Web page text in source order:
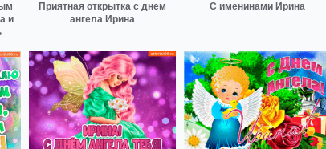
и
Приятная открытка с днем
ангела Ирина
С именинами Ирина